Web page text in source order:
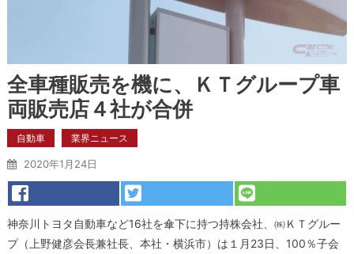
全車種販売を機に、ＫＴグループ車
両販売店４社が合併
自動車 業界ニュース
2020年1月24日
神奈川トヨタ自動車など16社を傘下に持つ持株会社、㈱ＫＴグルー
プ（上野健彦会長兼社長、本社・横浜市）は１月23日、100％子会